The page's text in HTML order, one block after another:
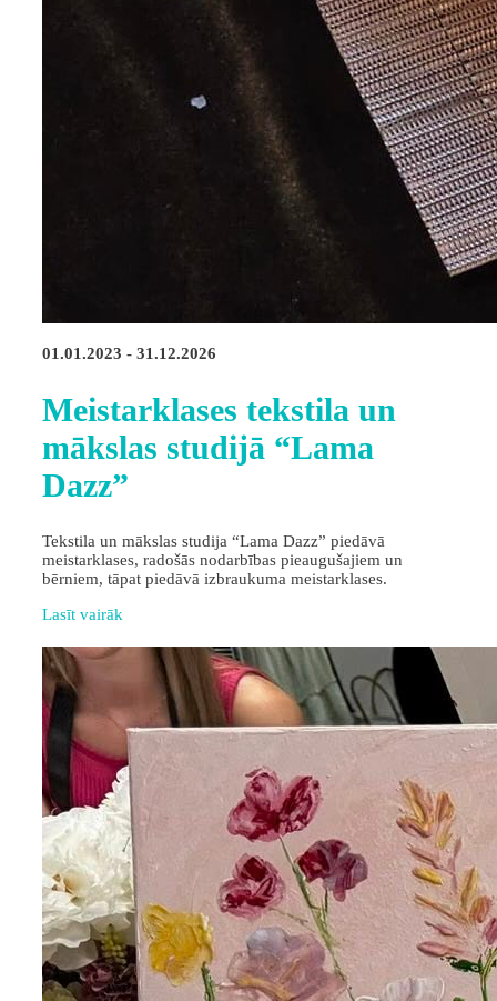
01.01.2023 - 31.12.2026
Meistarklases tekstila un
mākslas studijā “Lama
Dazz”
Tekstila un mākslas studija “Lama Dazz” piedāvā
meistarklases, radošās nodarbības pieaugušajiem un
bērniem, tāpat piedāvā izbraukuma meistarklases.
Lasīt vairāk